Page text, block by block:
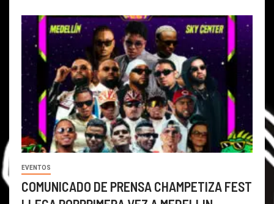
EVENTOS
COMUNICADO DE PRENSA CHAMPETIZA FEST